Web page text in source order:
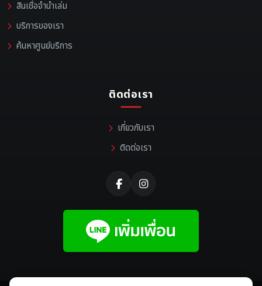
สินเชื่อจำนำเล่ม
บริการของเรา
ค้นหาศูนย์บริการ
ติดต่อเรา
เกี่ยวกับเรา
ติดต่อเรา